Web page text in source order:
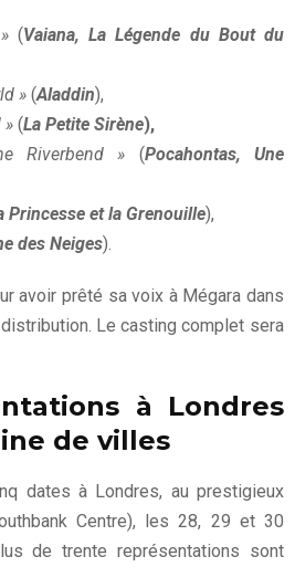
(Vaiana, La Légende du Bout du
» (Aladdin),
» (La Petite Sirène),
Riverbend » (Pocahontas, Une
Princesse et la Grenouille),
des Neiges).
avoir prêté sa voix à Mégara dans
Le casting complet sera
à Londres
de villes
dates à Londres, au prestigieux
Centre), les 28, 29 et 30
de trente représentations sont